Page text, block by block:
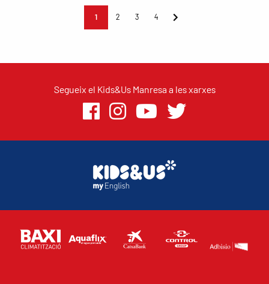
1 2 3 4
Segueix el Kids&Us Manresa a les xarxes